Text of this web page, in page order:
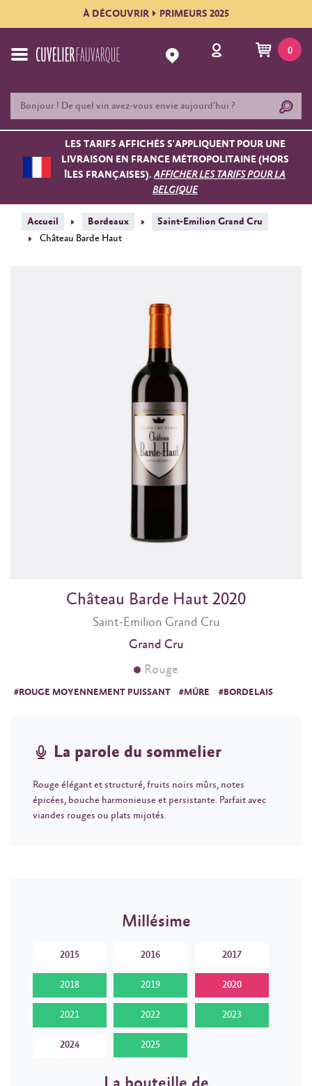
À DÉCOUVRIR PRIMEURS 2025
0
LES TARIFS AFFICHÉS S'APPLIQUENT POUR UNE
LIVRAISON EN FRANCE MÉTROPOLITAINE (HORS
ÎLES FRANÇAISES).AFFICHER LES TARIFS POUR LA
BELGIQUE
Accueil Bordeaux
Saint-Emilion Grand Cru
Château Barde Haut
Saint-Emilion Grand Cru
Château Barde Haut 2020
Grand Cru
Rouge
#ROUGE MOYENNEMENT PUISSANT #MÛRE #BORDELAIS
La parole du sommelier
Rouge élégant et structuré, fruits noirs mûrs, notes
épicées, bouche harmonieuse et persistante. Parfait avec
viandes rouges ou plats mijotés.
Millésime
2015 2016 2017
2018 2019 2020
2021 2022 2023
2024 2025